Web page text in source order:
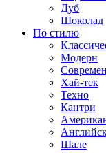
Дуб
Шоколад
По стилю
Модерн
Хай-тек
Техно
Кантри
Шале